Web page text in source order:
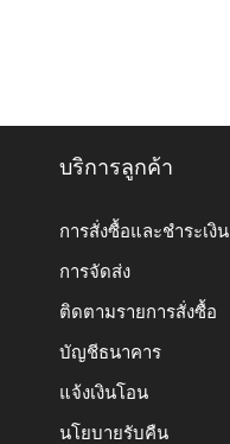
บริการลูกค้า
การสั่งซื้อและชำระเงิน
การจัดส่ง
ติดตามรายการสั่งซื้อ
บัญชีธนาคาร
แจ้งเงินโอน
นโยบายรับคืน